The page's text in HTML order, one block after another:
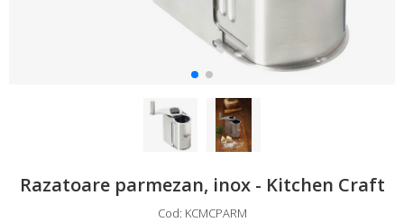
Razatoare parmezan, inox - Kitchen Craft
Cod: KCMCPARM